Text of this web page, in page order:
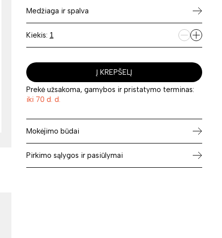
Medžiaga ir spalva
Kiekis:
Į KREPŠELĮ
Prekė užsakoma, gamybos ir pristatymo terminas:
iki 70 d. d.
Mokėjimo būdai
Pirkimo sąlygos ir pasiūlymai